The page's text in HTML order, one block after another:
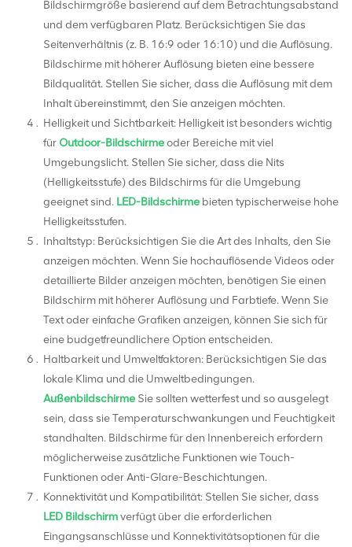
Bildschirmgröße basierend auf dem Betrachtungsabstand
und dem verfügbaren Platz. Berücksichtigen Sie das
Seitenverhältnis (z. B. 16:9 oder 16:10) und die Auflösung.
Bildschirme mit höherer Auflösung bieten eine bessere
Bildqualität. Stellen Sie sicher, dass die Auflösung mit dem
Inhalt übereinstimmt, den Sie anzeigen möchten.
Helligkeit und Sichtbarkeit: Helligkeit ist besonders wichtig
für Outdoor-Bildschirmeoder Bereiche mit viel
Umgebungslicht. Stellen Sie sicher, dass die Nits
(Helligkeitsstufe) des Bildschirms für die Umgebung
geeignet sind. LED-Bildschirme bieten typischerweise hohe
Helligkeitsstufen.
Inhaltstyp: Berücksichtigen Sie die Art des Inhalts, den Sie
anzeigen möchten. Wenn Sie hochauflösende Videos oder
detaillierte Bilder anzeigen möchten, benötigen Sie einen
Bildschirm mit höherer Auflösung und Farbtiefe. Wenn Sie
Text oder einfache Grafiken anzeigen, können Sie sich für
eine budgetfreundlichere Option entscheiden.
Haltbarkeit und Umweltfaktoren: Berücksichtigen Sie das
lokale Klima und die Umweltbedingungen.
Außenbildschirme Sie sollten wetterfest und so ausgelegt
sein, dass sie Temperaturschwankungen und Feuchtigkeit
standhalten. Bildschirme für den Innenbereich erfordern
möglicherweise zusätzliche Funktionen wie Touch-
Funktionen oder Anti-Glare-Beschichtungen.
Konnektivität und Kompatibilität: Stellen Sie sicher, dass
LED Bildschirmverfügt über die erforderlichen
Eingangsanschlüsse und Konnektivitätsoptionen für die